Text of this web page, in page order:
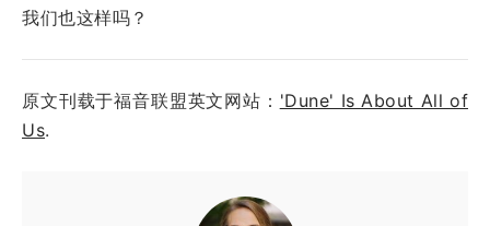
我们也这样吗？
原文刊载于福音联盟英文网站： 'Dune' Is About All of
Us.